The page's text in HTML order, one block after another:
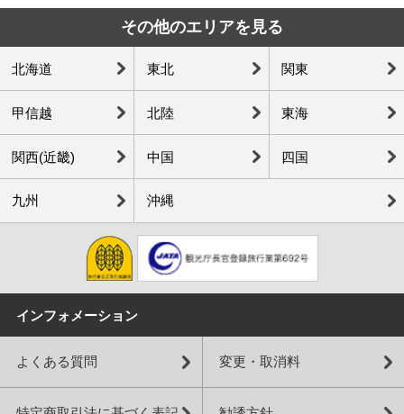
その他のエリアを見る
北海道 東北 関東
甲信越 北陸 東海
関西(近畿) 中国 四国
九州 沖縄
インフォメーション
よくある質問 変更・取消料